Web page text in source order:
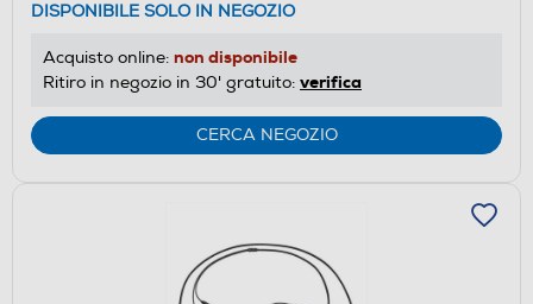
DISPONIBILE SOLO IN NEGOZIO
Acquisto online: non disponibile
Ritiro in negozio in 30' gratuito: verifica
CERCA NEGOZIO